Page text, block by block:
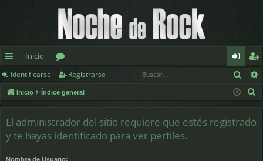
nl
ac
rá
Inicio
or
os
de
nt
eg
ist
Identificarse Registrarse
Inicio Índice general
El administrador del sitio requiere que estés registrado
y te hayas identificado para ver perfiles.
Nombre de Usuario: